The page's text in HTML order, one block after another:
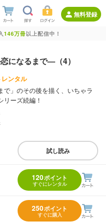
無料登録
146万冊以上配信中！
になるまで―（4）
ンタル
で」のその後を描く、いちゃラ
リーズ続編！
試し読み
120ポイント
すぐにレンタル
250ポイント
すぐに購入